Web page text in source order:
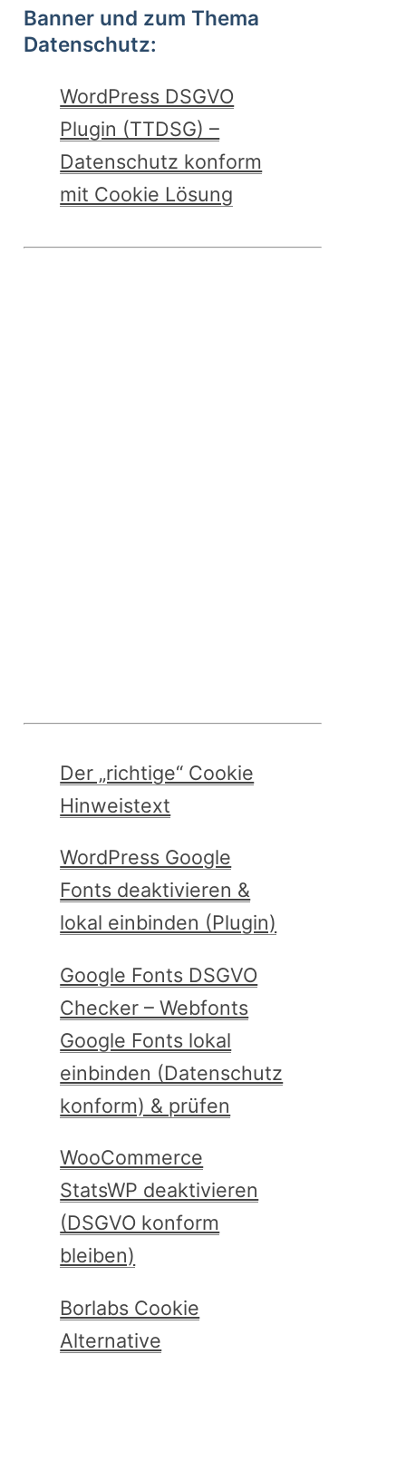
Banner und zum Thema
Datenschutz:
WordPress DSGVO
Plugin (TTDSG) –
Datenschutz konform
mit Cookie Lösung
Der „richtige“ Cookie
Hinweistext
WordPress Google
Fonts deaktivieren &
lokal einbinden (Plugin)
Google Fonts DSGVO
Checker – Webfonts
Google Fonts lokal
einbinden (Datenschutz
konform) & prüfen
WooCommerce
StatsWP deaktivieren
(DSGVO konform
bleiben)
Borlabs Cookie
Alternative